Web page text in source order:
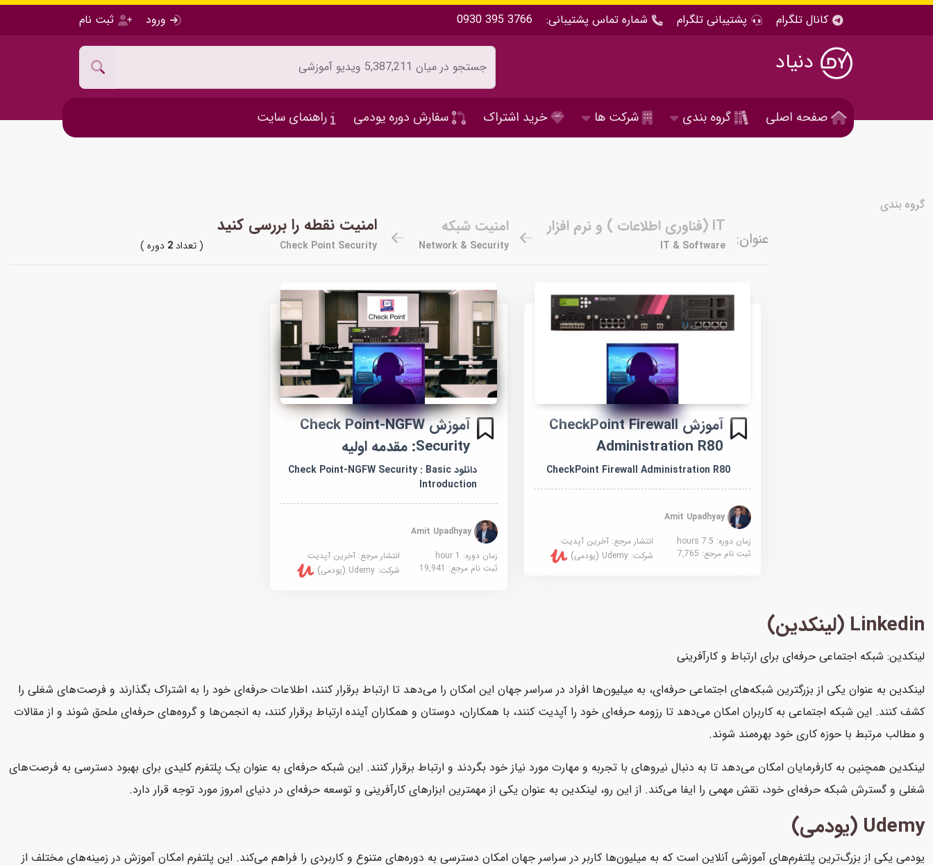
کانال تلگرام پشتیبانی تلگرام شماره تماس پشتیبانی: 0930 395 3766 ورود ثبت نام
دنیاد
صفحه اصلی گروه بندی شرکت ها خرید اشتراک سفارش دوره یودمی راهنمای سایت
گروه بندی
عنوان:
IT (فناوری اطلاعات ) و نرم افزار
IT & Software
امنیت شبکه
Network & Security
امنیت نقطه را بررسی کنید
Check Point Security ( تعداد2 دوره )
آموزش CheckPoint Firewall
Administration R80
CheckPoint Firewall Administration R80
زمان دوره: 7.5 hours
انتشار مرجع: آخرین آپدیت
ثبت نام مرجع: 7,765 شرکت: Udemy (یودمی)
آموزش Check Point-NGFW
Security: مقدمه اولیه
دانلود Check Point-NGFW Security : Basic
Introduction
Amit Upadhyay
زمان دوره: 1 hour
انتشار مرجع: آخرین آپدیت
ثبت نام مرجع: 19,941 شرکت: Udemy (یودمی)
Linkedin (لینکدین)
لینکدین: شبکه اجتماعی حرفه‌ای برای ارتباط و کارآفرینی
لینکدین به عنوان یکی از بزرگترین شبکه‌های اجتماعی حرفه‌ای، به میلیون‌ها افراد در سراسر جهان این امکان را می‌دهد تا ارتباط برقرار کنند، اطلاعات حرفه‌ای خود را به اشتراک بگذارند و فرصت‌های شغلی را
کشف کنند. این شبکه اجتماعی به کاربران امکان می‌دهد تا رزومه حرفه‌ای خود را آپدیت کنند، با همکاران، دوستان و همکاران آینده ارتباط برقرار کنند، به انجمن‌ها و گروه‌های حرفه‌ای ملحق شوند و از مقالات
و مطالب مرتبط با حوزه کاری خود بهره‌مند شوند.
لینکدین همچنین به کارفرمایان امکان می‌دهد تا به دنبال نیروهای با تجربه و مهارت مورد نیاز خود بگردند و ارتباط برقرار کنند. این شبکه حرفه‌ای به عنوان یک پلتفرم کلیدی برای بهبود دسترسی به فرصت‌های
شغلی و گسترش شبکه حرفه‌ای خود، نقش مهمی را ایفا می‌کند. از این رو، لینکدین به عنوان یکی از مهمترین ابزارهای کارآفرینی و توسعه حرفه‌ای در دنیای امروز مورد توجه قرار دارد.
Udemy (یودمی)
یودمی یکی از بزرگ‌ترین پلتفرم‌های آموزشی آنلاین است که به میلیون‌ها کاربر در سراسر جهان امکان دسترسی به دوره‌های متنوع و کاربردی را فراهم می‌کند. این پلتفرم امکان آموزش در زمینه‌های مختلف از